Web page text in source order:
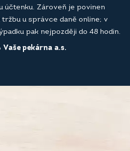
Vaše pekárna a.s.
účtenku. Zároveň je povinen
u správce daně online; v
pak nejpozději do 48 hodin.